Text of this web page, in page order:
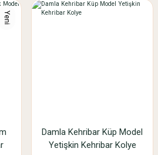
Yeni
Damla Kehribar Küp Model
Yetişkin Kehribar Kolye